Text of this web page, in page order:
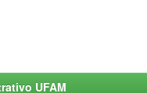
UFAM